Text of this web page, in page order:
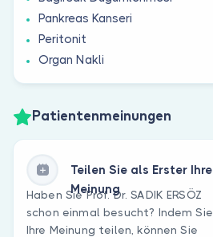
Pankreas Kanseri
Peritonit
Organ Nakli
Patientenmeinungen
Teilen Sie als Erster Ihre
Meinung
Haben Sie Prof. Dr. SADIK ERSÖZ
schon einmal besucht? Indem Sie
Ihre Meinung teilen, können Sie